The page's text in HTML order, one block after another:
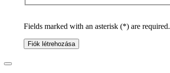
Fields marked with an asterisk (*) are required.
Fiók létrehozása